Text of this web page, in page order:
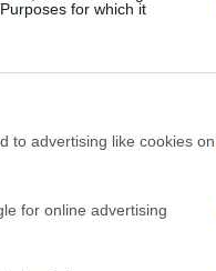
for which it
to advertising like cookies on
for online advertising
come
solo un
contro
di Coppa
dopo partita;
a dire